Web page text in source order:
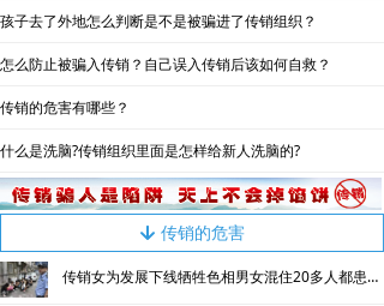
反传销杂谈
传销的危害
死人事件
传销的种类
南派传销
孩子去了外地怎么判断是不是被骗进了传销组织？
怎么防止被骗入传销？自己误入传销后该如何自救？
传销的危害有哪些？
什么是洗脑?传销组织里面是怎样给新人洗脑的?
녓 传销的危害
传销女为发展下线牺牲色相男女混住20多人都患上肺结核